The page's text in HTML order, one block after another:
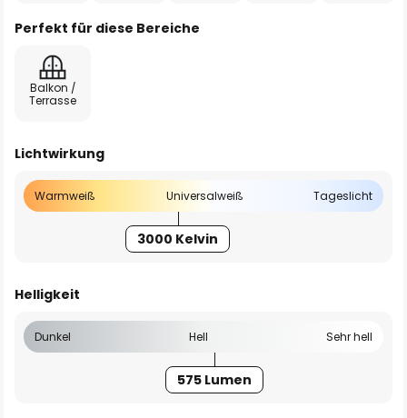
Perfekt für diese Bereiche
Balkon /
Terrasse
Lichtwirkung
Warmweiß Universalweiß Tageslicht
3000 Kelvin
Helligkeit
Dunkel Hell Sehr hell
575 Lumen